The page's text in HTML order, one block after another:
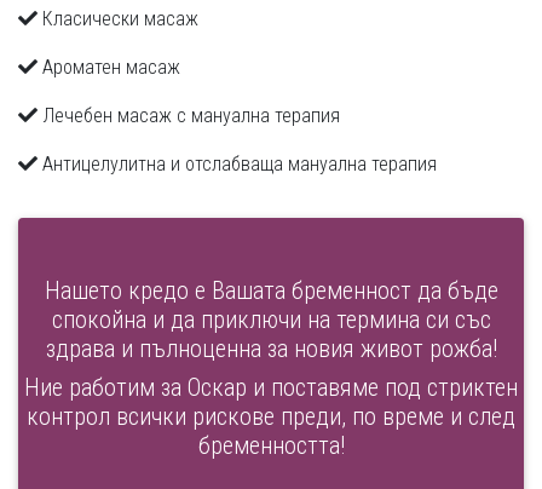
Класически масаж
Ароматен масаж
Лечебен масаж с мануална терапия
Антицелулитна и отслабваща мануална терапия
Нашето кредо е Вашата бременност да бъде
спокойна и да приключи на термина си със
здрава и пълноценна за новия живот рожба!
Ние работим за Оскар и поставяме под стриктен
контрол всички рискове преди, по време и след
бременността!